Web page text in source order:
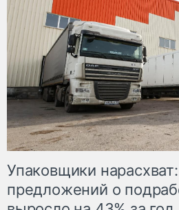
Упаковщики
предложений о